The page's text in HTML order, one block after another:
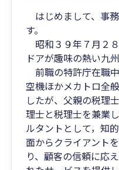
はじめまして、事
す。
昭和３９年７月２
ドアが趣味の熱い九州
前職の特許庁在職
空機ほかメカトロ全
したが、父親の税理
理士と税理士を兼業
ルタントとして，知
面からクライアント
り、顧客の信頼に応